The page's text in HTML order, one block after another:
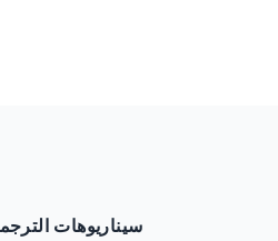
سيناريوهات